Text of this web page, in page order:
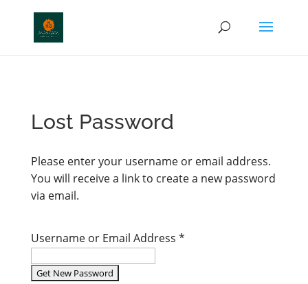
Lost Password
Please enter your username or email address.
You will receive a link to create a new password
via email.
Username or Email Address *